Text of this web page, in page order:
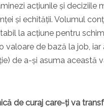
acțiunile și
și echității. Volumul
la acțiune pentru
valoare de bază la job,
de a-și asuma această
de curaj care-ți va